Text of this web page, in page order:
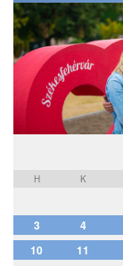
H K
3 4
10 11